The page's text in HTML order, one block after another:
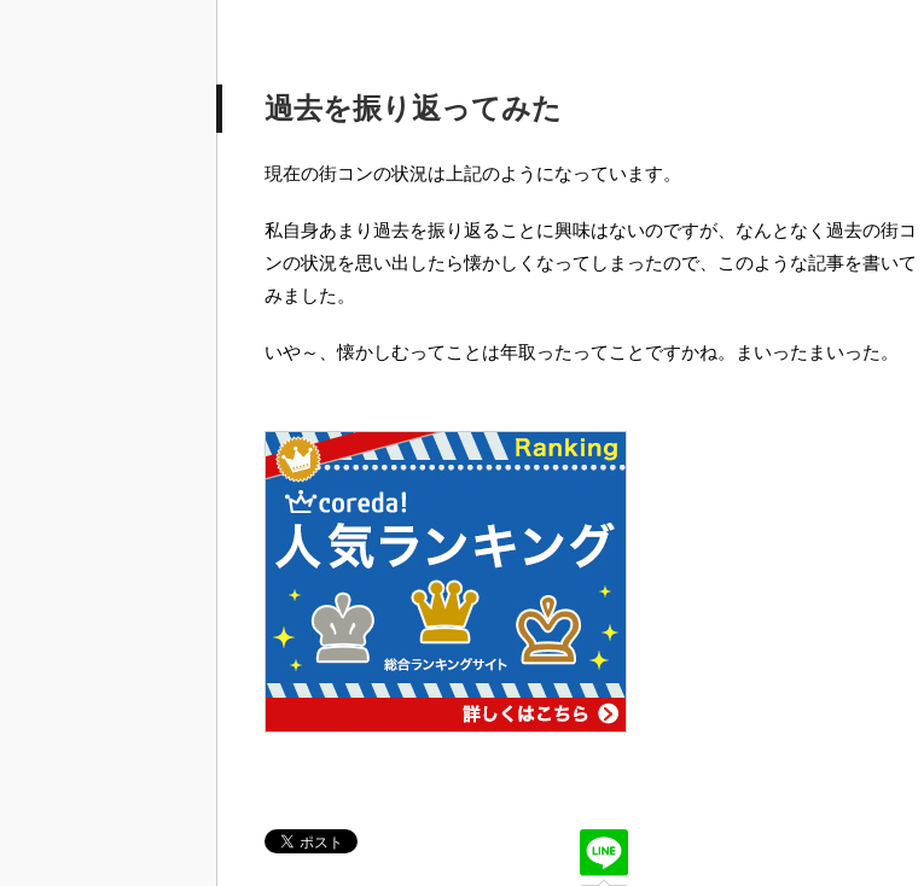
過去を振り返ってみた
現在の街コンの状況は上記のようになっています。
私自身あまり過去を振り返ることに興味はないのですが、なんとなく過去の街コ
ンの状況を思い出したら懐かしくなってしまったので、このような記事を書いて
みました。
いや～、懐かしむってことは年取ったってことですかね。まいったまいった。